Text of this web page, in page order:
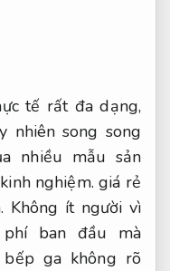
tế rất đa dạng,
nhiên song song
nhiều mẫu sản
nghiệm. giá rẻ
Không ít người vì
ban đầu mà
bếp ga không rõ